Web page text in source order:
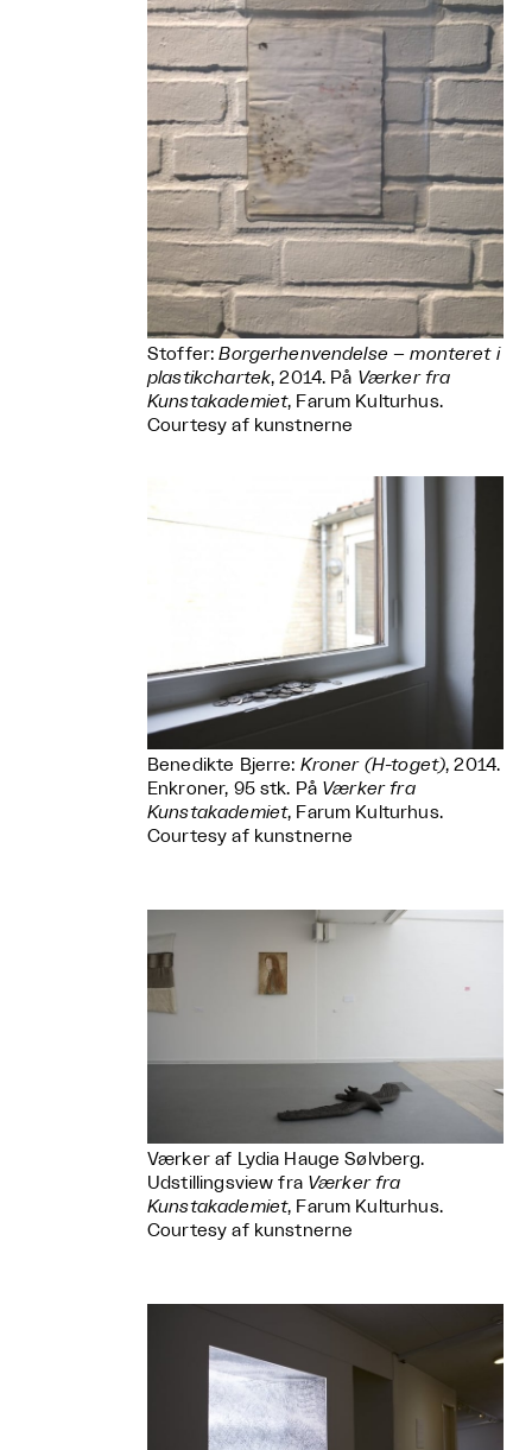
Stoffer:Borgerhenvendelse – monteret i
plastikchartek, 2014. På Værker fra
Kunstakademiet, Farum Kulturhus.
Courtesy af kunstnerne
Benedikte Bjerre: Kroner (H-toget), 2014.
Enkroner, 95 stk. På Værker fra
Kunstakademiet, Farum Kulturhus.
Courtesy af kunstnerne
Værker af Lydia Hauge Sølvberg.
Udstillingsview fra Værker fra
Kunstakademiet, Farum Kulturhus.
Courtesy af kunstnerne